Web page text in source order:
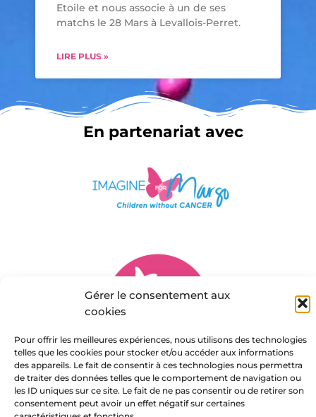
Gérer le consentement aux
cookies
Pour offrir les meilleures expériences, nous utilisons des technologies
telles que les cookies pour stocker et/ou accéder aux informations
des appareils. Le fait de consentir à ces technologies nous permettra
de traiter des données telles que le comportement de navigation ou
les ID uniques sur ce site. Le fait de ne pas consentir ou de retirer son
consentement peut avoir un effet négatif sur certaines
Etoile et nous associe à un de ses
matchs le 28 Mars à Levallois-Perret.
LIRE PLUS »
En partenariat avec
Copyright © 2026 Marie Notre Etoile